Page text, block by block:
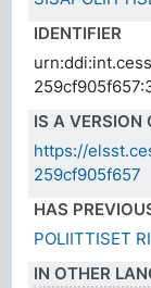
IDENTIFIER
IS A VERSION
https://
259cf905f657
HAS
POLIITTISET
IN OTHER